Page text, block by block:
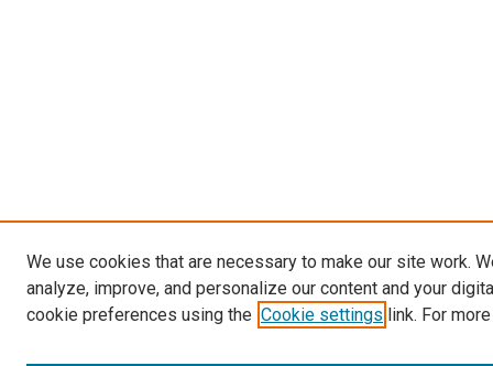
We use cookies that are necessary to make our site work.
analyze, improve, and personalize our content and your
cookie preferences using the Cookie settings link. For